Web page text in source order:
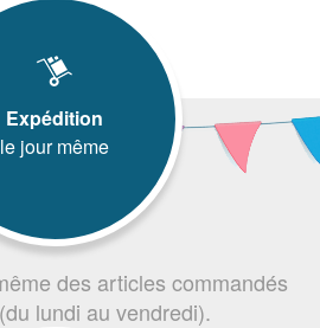
Expédition
le jour même
des articles commandés
lundi au vendredi).